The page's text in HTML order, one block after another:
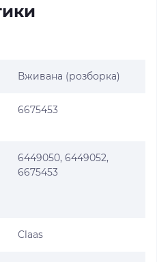
Вживана (розборка)
6675453
6449050, 6449052,
6675453
Claas